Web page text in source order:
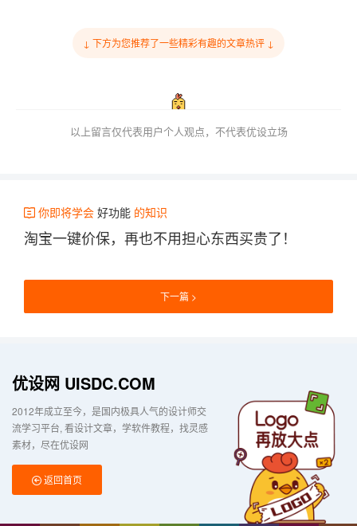
↓ 下方为您推荐了一些精彩有趣的文章热评 ↓
以上留言仅代表用户个人观点，不代表优设立场
你即将学会 好功能 的知识
淘宝一键价保，再也不用担心东西买贵了！
下一篇
优设网 UISDC.COM
2012年成立至今，是国内极具人气的设计师交
流学习平台 看设计文章，学软件教程，找灵感
素材，尽在优设网
返回首页